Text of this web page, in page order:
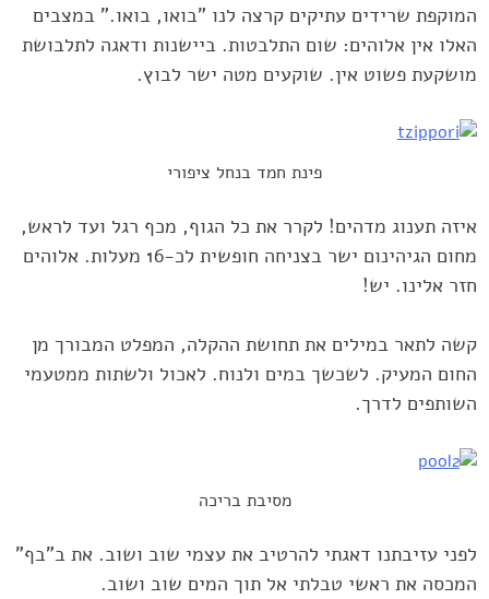
המוקפת שרידים עתיקים קרצה לנו "בואו, ‏בואו." במצבים
האלו אין אלוהים: שום התלבטות. ביישנות ודאגה לתלבושת
‏מושקעת פשוט אין. שוקעים מטה ישר לבוץ.‏
פינת חמד בנחל ציפורי
איזה תענוג מדהים! לקרר את כל הגוף, מכף רגל ועד לראש,
מחום ‏הגיהינום ישר בצניחה חופשית לכ-16 מעלות. אלוהים
חזר אלינו. יש!‏
קשה לתאר במילים את תחושת ההקלה, המפלט המבורך מן
החום ‏המעיק. לשכשך במים ולנוח. לאכול ולשתות ממטעמי
השותפים לדרך. ‏
מסיבת בריכה
לפני עזיבתנו דאגתי להרטיב את עצמי שוב ושוב. את ב"בף"
המכסה את ‏ראשי טבלתי אל תוך המים שוב ושוב.‏